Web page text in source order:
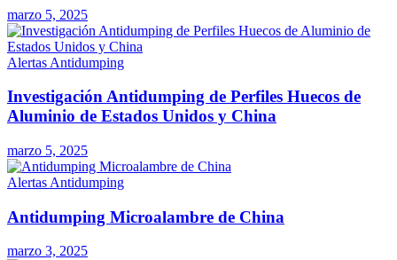
marzo 5, 2025
Alertas Antidumping
Investigación Antidumping de Perfiles Huecos de
Aluminio de Estados Unidos y China
marzo 5, 2025
Alertas Antidumping
Antidumping Microalambre de China
marzo 3, 2025